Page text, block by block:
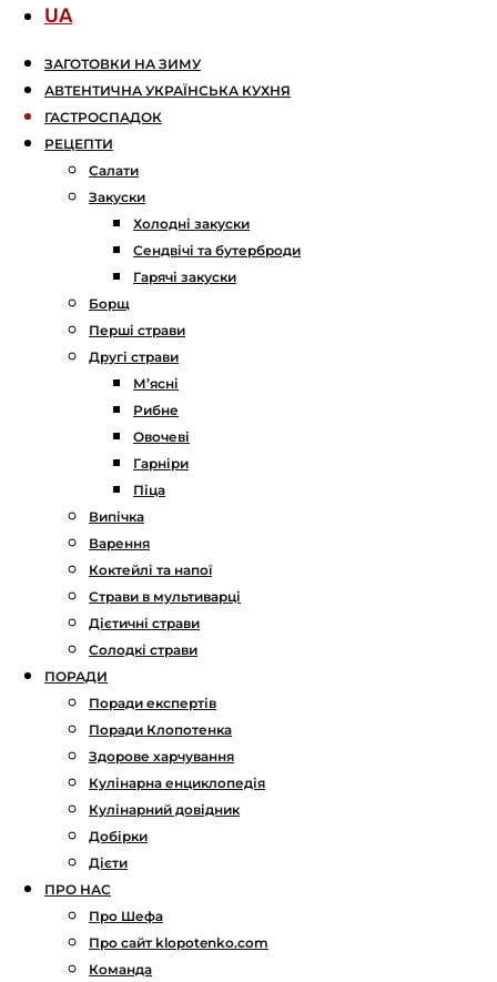
UA
ЗАГОТОВКИ НА ЗИМУ
АВТЕНТИЧНА УКРАЇНСЬКА КУХНЯ
ГАСТРОСПАДОК
РЕЦЕПТИ
Салати
Закуски
Холодні закуски
Сендвічі та бутерброди
Гарячі закуски
Борщ
Перші страви
Другі страви
М’ясні
Рибне
Овочеві
Гарніри
Піца
Випічка
Варення
Коктейлі та напої
Страви в мультиварці
Дієтичні страви
Солодкі страви
ПОРАДИ
Поради експертів
Поради Клопотенка
Здорове харчування
Кулінарна енциклопедія
Кулінарний довідник
Добірки
Дієти
ПРО НАС
Про Шефа
Про сайт klopotenko.com
Команда